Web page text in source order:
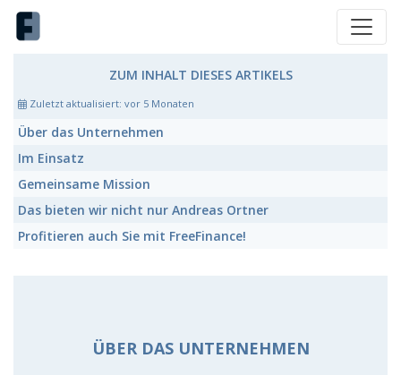
ZUM INHALT DIESES ARTIKELS
Zuletzt aktualisiert: vor 5 Monaten
Über das Unternehmen
Im Einsatz
Gemeinsame Mission
Das bieten wir nicht nur Andreas Ortner
Profitieren auch Sie mit FreeFinance!
ÜBER DAS UNTERNEHMEN